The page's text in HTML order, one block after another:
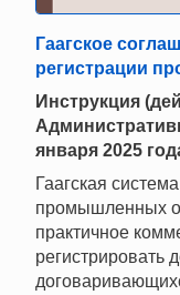
Гаагское
регистрации
Инструкция
января 2025
Гаагская
промышленных
практичное
регистрировать